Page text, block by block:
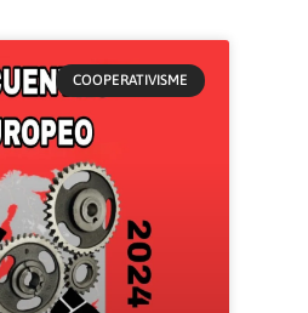
COOPERATIVISME